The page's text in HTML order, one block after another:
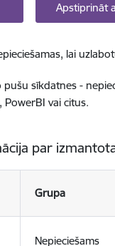
Apstiprināt
lai
sīkdatnes -
vai citus.
par
Grupa
Nepieciešams